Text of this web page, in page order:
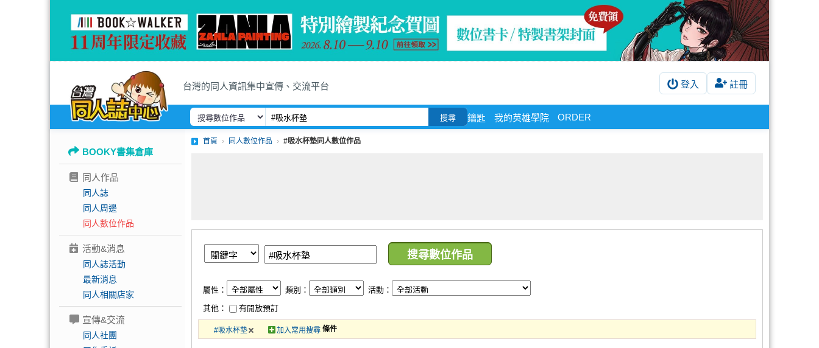
台灣的同人資訊集中宣傳、交流平台 登入 註冊
搜尋 鑰匙 我的英雄學院 ORDER
BOOKY書集倉庫
同人作品
同人誌
同人周邊
同人數位作品
活動&消息
同人誌活動
最新消息
同人相關店家
宣傳&交流
同人社團
首頁 同人數位作品 #吸水杯墊同人數位作品
屬性： 類別：
活動：
其他：
有開放預訂
條件
#吸水杯墊 加入常用搜尋